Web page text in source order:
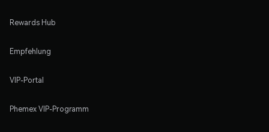
Rewards Hub
Empfehlung
VIP-Portal
Phemex VIP-Programm